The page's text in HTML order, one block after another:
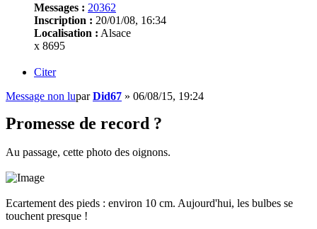
Messages : 20362
Inscription : 20/01/08, 16:34
Localisation : Alsace
x 8695
Citer
Message non luparDid67 » 06/08/15, 19:24
Promesse de record ?
Au passage, cette photo des oignons.
Ecartement des pieds : environ 10 cm. Aujourd'hui, les bulbes se
touchent presque !